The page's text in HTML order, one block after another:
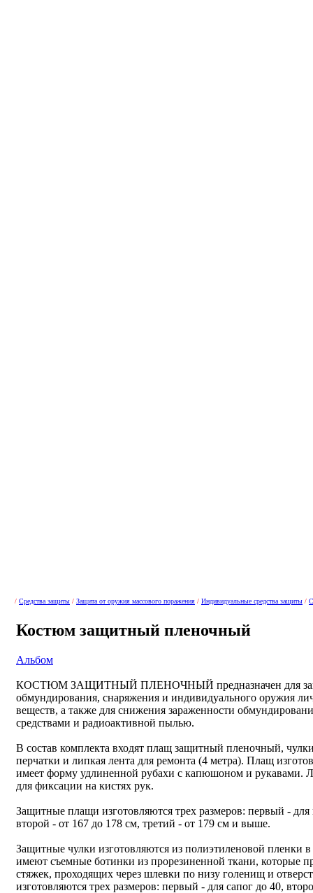
/ Средства защиты / Защита от оружия массового поражения / Индивидуальные средства защиты /
Костюм защитный пленочный
Альбом
КОСТЮМ ЗАЩИТНЫЙ ПЛЕНОЧНЫЙ предназначен для
обмундирования, снаряжения и индивидуального оружия
веществ, а также для снижения зараженности
средствами и радиоактивной пылью.
В состав комплекта входят плащ защитный пленочный,
перчатки и липкая лента для ремонта (4 метра). Плащ
имеет форму удлиненной рубахи с капюшоном и рукавами.
для фиксации на кистях рук.
Защитные плащи изготовляются трех размеров: первый -
второй - от 167 до 178 см, третий - от 179 см и выше.
Защитные чулки изготовляются из полиэтиленовой пленки
имеют съемные ботинки из прорезиненной ткани, которые
стяжек, проходящих через шлевки по низу голенищ и
изготовляются трех размеров: первый - для сапог до 40,